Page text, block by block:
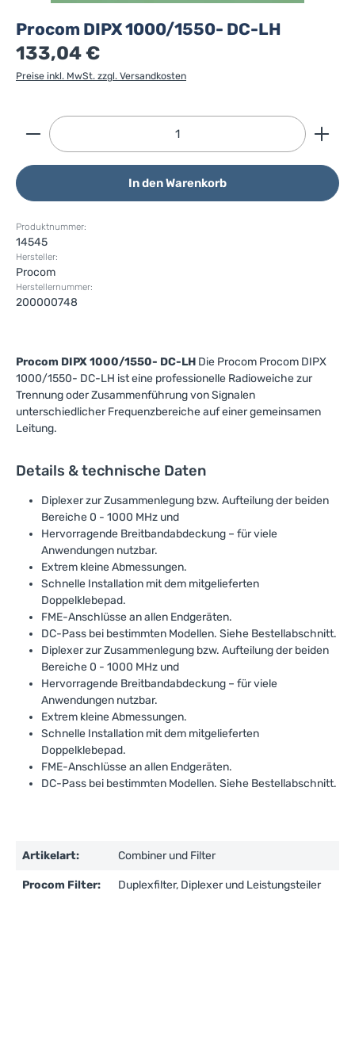
Procom DIPX 1000/1550- DC-LH
133,04 €
Preise inkl. MwSt. zzgl. Versandkosten
Produkt Anzahl: Gib den gewünschten Wert ein
In den Warenkorb
Produktnummer:
14545
Hersteller:
Procom
Herstellernummer:
200000748
Procom DIPX 1000/1550- DC-LH Die Procom Procom DIPX
1000/1550- DC-LH ist eine professionelle Radioweiche zur
Trennung oder Zusammenführung von Signalen
unterschiedlicher Frequenzbereiche auf einer gemeinsamen
Leitung.
Details & technische Daten
Diplexer zur Zusammenlegung bzw. Aufteilung der beiden
Bereiche 0 - 1000 MHz und
Hervorragende Breitbandabdeckung – für viele
Anwendungen nutzbar.
Extrem kleine Abmessungen.
Schnelle Installation mit dem mitgelieferten
Doppelklebepad.
FME-Anschlüsse an allen Endgeräten.
DC-Pass bei bestimmten Modellen. Siehe Bestellabschnitt.
Diplexer zur Zusammenlegung bzw. Aufteilung der beiden
Bereiche 0 - 1000 MHz und
Hervorragende Breitbandabdeckung – für viele
Anwendungen nutzbar.
Extrem kleine Abmessungen.
Schnelle Installation mit dem mitgelieferten
Doppelklebepad.
FME-Anschlüsse an allen Endgeräten.
DC-Pass bei bestimmten Modellen. Siehe Bestellabschnitt.
Artikelart: Combiner und Filter
Procom Filter: Duplexfilter, Diplexer und Leistungsteiler